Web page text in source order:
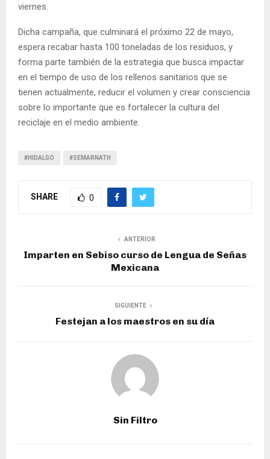
viernes.
Dicha campaña, que culminará el próximo 22 de mayo,
espera recabar hasta 100 toneladas de los residuos, y
forma parte también de la estrategia que busca impactar
en el tiempo de uso de los rellenos sanitarios que se
tienen actualmente, reducir el volumen y crear consciencia
sobre lo importante que es fortalecer la cultura del
reciclaje en el medio ambiente.
#HIDALGO #SEMARNATH
SHARE 0
ANTERIOR
Imparten en Sebiso curso de Lengua de Señas
Mexicana
SIGUIENTE
Festejan a los maestros en su día
Sin Filtro